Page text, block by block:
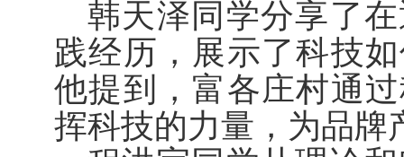
韩天泽同学分享了
践经历，展示了科技
他提到，富各庄村通
挥科技的力量，为品牌